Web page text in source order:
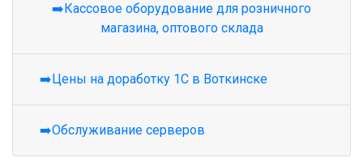
➡️Кассовое оборудование для розничного
магазина, оптового склада
➡️Цены на доработку 1С в Воткинске
➡️Обслуживание серверов